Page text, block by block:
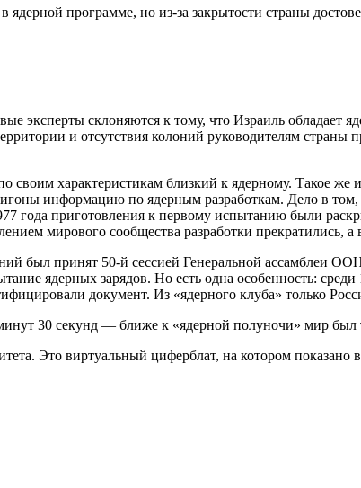
программе, но из-за закрытости страны
эксперты склоняются к тому, что Израиль обладает
и отсутствия колоний руководителям страны
характеристикам близкий к ядерному. Такое же
информацию по ядерным разработкам. Дело в
года приготовления к первому испытанию были
мирового сообщества разработки прекратились, а
был принят 50-й сессией Генеральной ассамблеи
ядерных зарядов. Но есть одна особенность:
документ. Из «ядерного клуба» только
30 секунд — ближе к «ядерной полуночи» мир
Это виртуальный циферблат, на котором показано